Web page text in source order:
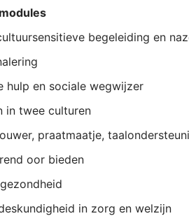
begeleiding en
hulp en sociale wegwijzer
in twee culturen
praatmaatje,
oor bieden
in zorg en welzijn